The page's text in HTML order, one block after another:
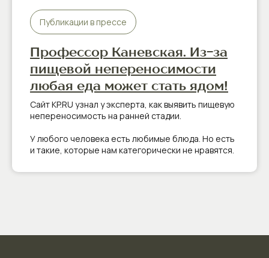
Публикации в прессе
Профессор Каневская. Из-за
пищевой непереносимости
любая еда может стать ядом!
Сайт KP.RU узнал у эксперта, как выявить пищевую
непереносимость на ранней стадии.
У любого человека есть любимые блюда. Но есть
и такие, которые нам категорически не нравятся.